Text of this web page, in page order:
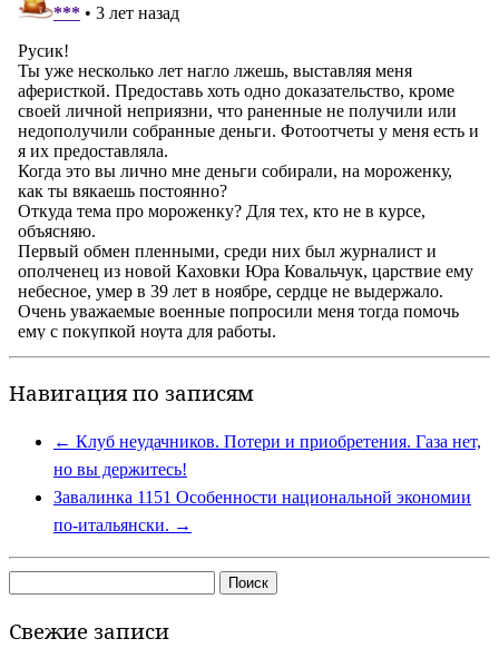
Навигация по записям
← Клуб неудачников. Потери и приобретения. Газа нет,
но вы держитесь!
Завалинка 1151 Особенности национальной экономии
по-итальянски. →
Свежие записи